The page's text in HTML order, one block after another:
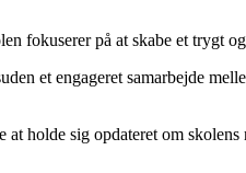
fokuserer på at skabe et trygt
et engageret samarbejde
holde sig opdateret om skolens